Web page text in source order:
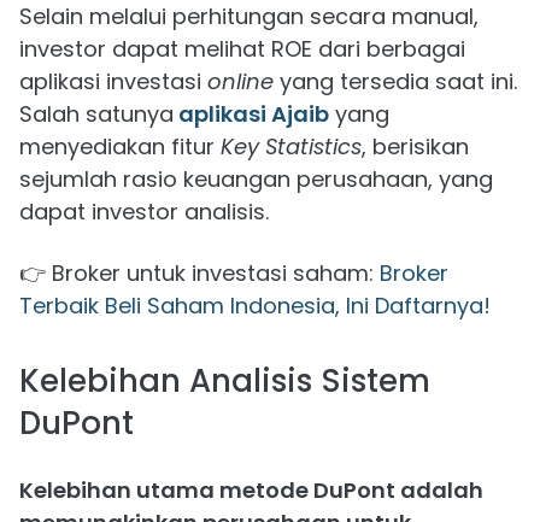
Selain melalui perhitungan secara manual,
investor dapat melihat ROE dari berbagai
aplikasi investasi online yang tersedia saat ini.
Salah satunya aplikasi Ajaib yang
menyediakan fitur Key Statistics, berisikan
sejumlah rasio keuangan perusahaan, yang
dapat investor analisis.
👉 Broker untuk investasi saham: Broker
Terbaik Beli Saham Indonesia, Ini Daftarnya!
Kelebihan Analisis Sistem
DuPont
Kelebihan utama metode DuPont adalah